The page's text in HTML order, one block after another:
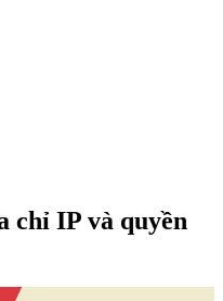
chỉ IP và quyền